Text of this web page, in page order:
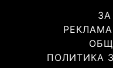
ПОЛИТИКА